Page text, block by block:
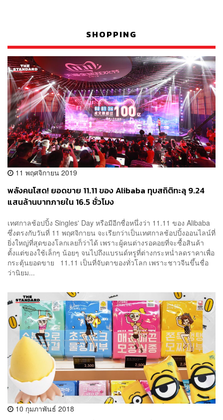
SHOPPING
11 พฤศจิกายน 2019
พลังคนโสด! ยอดขาย 11.11 ของ Alibaba ทุบสถิติทะลุ 9.24
แสนล้านบาทภายใน 16.5 ชั่วโมง
เทศกาลช้อปปิ้ง Singles' Day หรือมีอีกชื่อหนึ่งว่า 11.11 ของ Alibaba
ซึ่งตรงกับวันที่ 11 พฤศจิกายน จะเรียกว่าเป็นเทศกาลช้อปปิ้งออนไลน์ที่
ยิ่งใหญ่ที่สุดของโลกเลยก็ว่าได้ เพราะผู้คนต่างรอคอยที่จะซื้อสินค้า
ตั้งแต่ของใช้เล็กๆ น้อยๆ จนไปถึงแบรนด์หรูที่ต่างกระหน่ำลดราคาเพื่อ
กระตุ้นยอดขาย 11.11 เป็นที่จับตาของทั่วโลก เพราะชาวจีนขึ้นชื่อ
ว่านิยม...
10 กุมภาพันธ์ 2018